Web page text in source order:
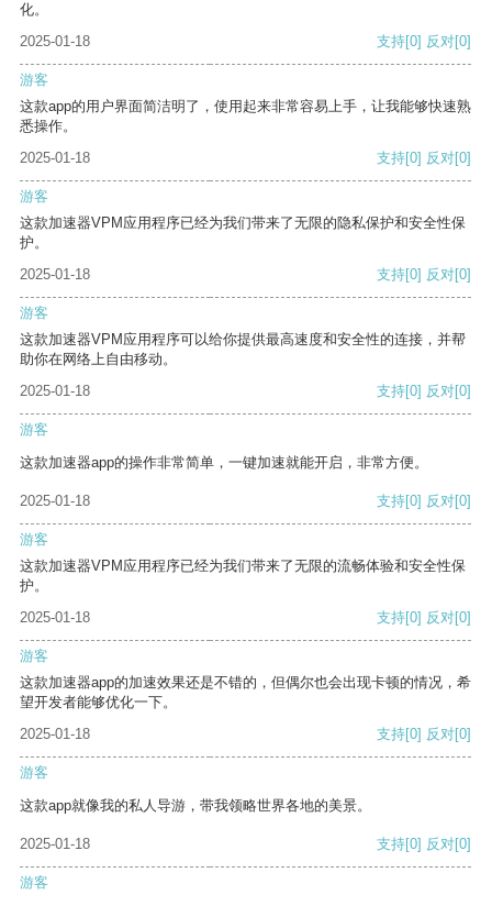
化。
2025-01-18
支持[0] 反对[0]
游客
这款app的用户界面简洁明了，使用起来非常容易上手，让我能够快速熟
悉操作。
2025-01-18
支持[0] 反对[0]
游客
这款加速器VPM应用程序已经为我们带来了无限的隐私保护和安全性保
护。
2025-01-18
支持[0] 反对[0]
游客
这款加速器VPM应用程序可以给你提供最高速度和安全性的连接，并帮
助你在网络上自由移动。
2025-01-18
支持[0] 反对[0]
游客
这款加速器app的操作非常简单，一键加速就能开启，非常方便。
2025-01-18 支持[0] 反对[0]
游客
这款加速器VPM应用程序已经为我们带来了无限的流畅体验和安全性保
护。
2025-01-18
支持[0] 反对[0]
游客
这款加速器app的加速效果还是不错的，但偶尔也会出现卡顿的情况，希
望开发者能够优化一下。
2025-01-18
支持[0] 反对[0]
游客
这款app就像我的私人导游，带我领略世界各地的美景。
2025-01-18 支持[0] 反对[0]
游客